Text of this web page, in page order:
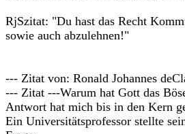
RjSzitat: "Du hast das Recht
sowie auch abzulehnen!"
--- Zitat von: Ronald Johannes
--- Zitat ---Warum hat Gott das
Antwort hat mich bis in den Kern
Ein Universitätsprofessor stellte